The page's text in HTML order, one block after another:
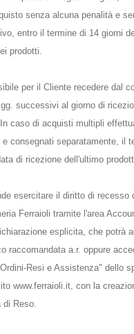
senza alcuna penalità e
entro il termine di 14 giorni
prodotti.
per il Cliente recedere dal
successivi al giorno di
caso di acquisti multipli
consegnati separatamente, il
di ricezione dell'ultimo
esercitare il diritto di recesso
Ferraioli tramite l'area
esplicita, che potrà
raccomandata a.r. oppure
Resi e Assistenza" dello
www.ferraioli.it, con la
di Reso.